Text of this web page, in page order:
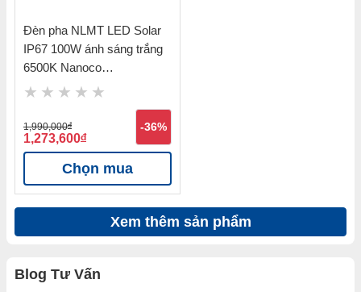
Đèn pha NLMT LED Solar
IP67 100W ánh sáng trắng
6500K Nanoco
NLFS100625
1,990,000đ
1,273,600đ
-36%
Chọn mua
Xem thêm sản phẩm
Blog Tư Vấn